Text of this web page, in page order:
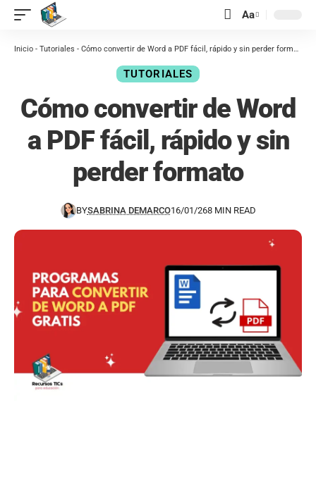
contenido Aa
Inicio - Tutoriales - Cómo convertir de Word a PDF fácil, rápido y sin perder formato
TUTORIALES
Cómo convertir de Word
a PDF fácil, rápido y sin
perder formato
BYSABRINA DEMARCO16/01/268 MIN READ